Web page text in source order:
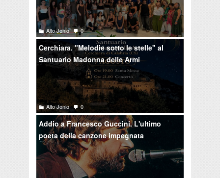
Alto Jonio 0
Cerchiara. "Melodie sotto le stelle" al
Santuario Madonna delle Armi
Alto Jonio 0
Addio a Francesco Guccini. L'ultimo
poeta della canzone impegnata